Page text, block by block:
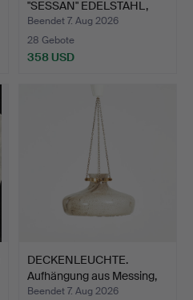
"SESSAN" EDELSTAHL,
60…
Beendet 7. Aug 2026
28 Gebote
358 USD
DECKENLEUCHTE.
Aufhängung aus Messing,
Gla…
Beendet 7. Aug 2026